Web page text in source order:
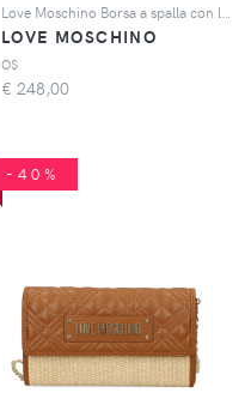
LOVE MOSCHINO
OS
€ 248,00
-40%